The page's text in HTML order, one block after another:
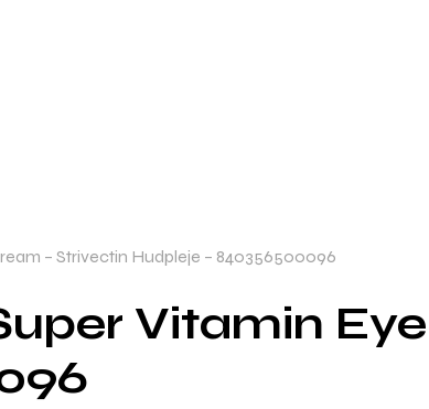
– Strivectin Hudpleje – 840356500096
Vitamin